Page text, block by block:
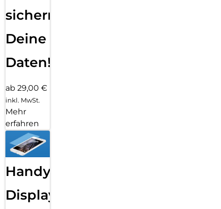
sichern
Deine
Daten!
ab 29,00 €
inkl. MwSt.
Mehr
erfahren
Handy
Displayfolie